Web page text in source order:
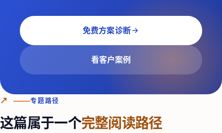
免费方案诊断
看客户案例
↗ 专题路径
这篇属于一个完整阅读路径